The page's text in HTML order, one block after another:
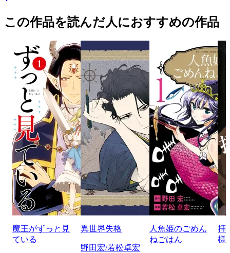
この作品を読んだ人におすすめの作品
魔王がずっと見
ている
異世界失格
野田宏/若松卓宏
人魚姫のごめん
ねごはん
拝
様